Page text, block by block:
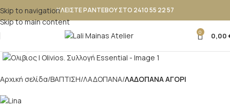
Skip to navigation
Skip to main content
ΚΛΕΙΣΤΕ ΡΑΝΤΕΒΟΥ ΣΤΟ 2410 55 22 57
0 0,00
Αρχική σελίδα ΒΑΠΤΙΣΗ ΛΑΔΟΠΑΝΑ ΛΑΔΟΠΑΝΑ ΑΓΟΡΙ